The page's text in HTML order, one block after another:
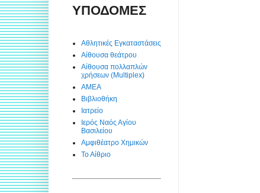
ΥΠΟΔΟΜΕΣ
Αθλητικές Εγκαταστάσεις
Αίθουσα θεάτρου
Αίθουσα πολλαπλών
χρήσεων (Multiplex)
ΑΜΕΑ
Βιβλιοθήκη
Ιατρείο
Ιερός Ναός Αγίου
Βασιλείου
Αμφιθέατρο Χημικών
Το Αίθριο